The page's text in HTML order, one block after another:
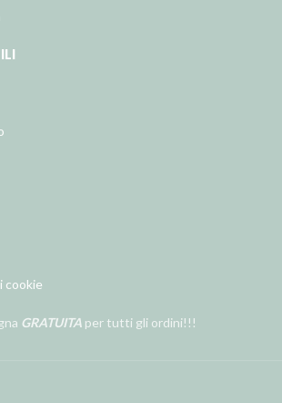
cookie
GRATUITA per tutti gli ordini!!!